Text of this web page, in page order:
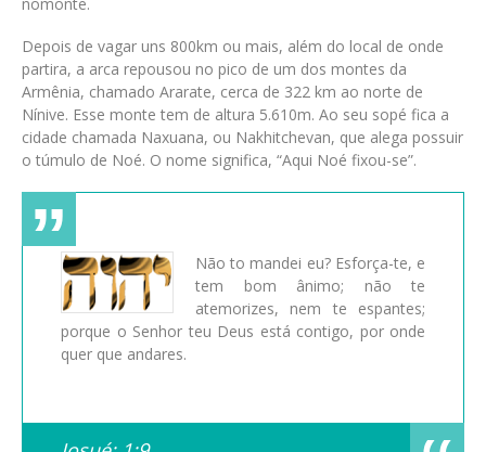
Depois de vagar uns 800km ou mais, além do local de onde
partira, a arca repousou no pico de um dos montes da
Armênia, chamado Ararate, cerca de 322 km ao norte de
Nínive. Esse monte tem de altura 5.610m. Ao seu sopé fica a
cidade chamada Naxuana, ou Nakhitchevan, que alega possuir
o túmulo de Noé. O nome significa, “Aqui Noé fixou-se”.
Não to mandei eu? Esforça-te, e
tem bom ânimo; não te
atemorizes, nem te espantes;
porque o Senhor teu Deus está contigo, por onde
quer que andares.